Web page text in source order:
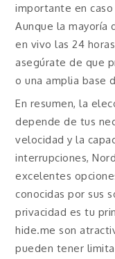
importante en
Aunque la mayoría
en vivo las 24
asegúrate de que
o una amplia base
En resumen, la
depende de tus
velocidad y la
interrupciones,
excelentes
conocidas por sus
privacidad es tu
hide.me son
pueden tener